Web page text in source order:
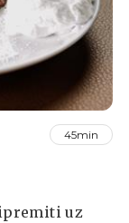
45min
uz